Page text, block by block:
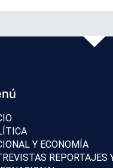
Y ECONOMÍA
REPORTAJES